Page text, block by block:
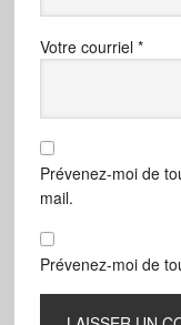
Votre courriel *
Prévenez-moi de
mail.
Prévenez-moi de